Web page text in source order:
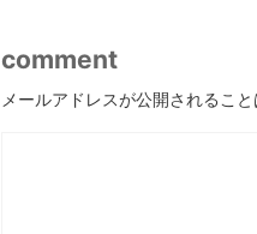
comment
メールアドレスが公開されること